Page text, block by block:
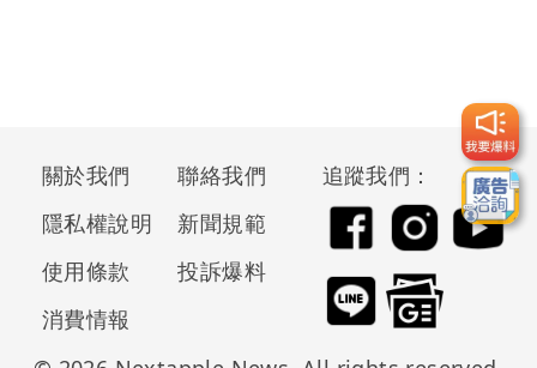
關於我們
聯絡我們
隱私權說明
新聞規範
使用條款
投訴爆料
消費情報
追蹤我們：